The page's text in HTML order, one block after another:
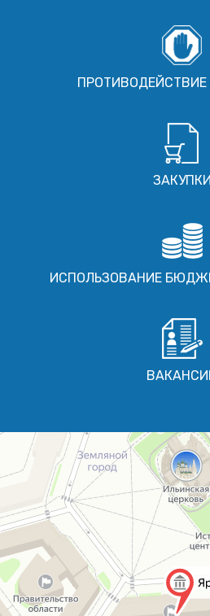
ПРОТИВОДЕЙСТВИЕ
ЗАКУПКИ
ИСПОЛЬЗОВАНИЕ